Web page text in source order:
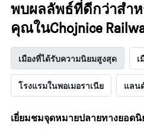
พบผลลัพธ์ที่ดีกว่าสำห
คุณในChojnice
เมืองที่ได้รับความนิยมสูงสุด
โรงแรมในพอเมอราเนีย แลน
เยี่ยมชมจุดหมายปลายทางยอดนิ